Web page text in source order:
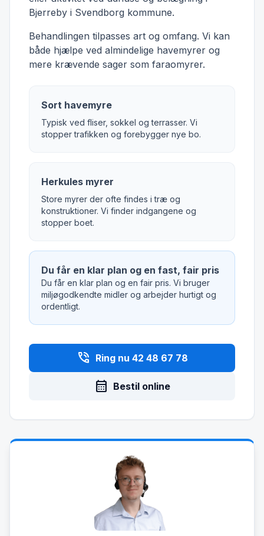
Bjerreby i Svendborg kommune.
Behandlingen tilpasses art og omfang. Vi kan
både hjælpe ved almindelige havemyrer og
mere krævende sager som faraomyrer.
Sort havemyre
Typisk ved fliser, sokkel og terrasser. Vi
stopper trafikken og forebygger nye bo.
Herkules myrer
Store myrer der ofte findes i træ og
konstruktioner. Vi finder indgangene og
stopper boet.
Du får en klar plan og en fast, fair pris
Du får en klar plan og en fair pris. Vi bruger
miljøgodkendte midler og arbejder hurtigt og
ordentligt.
phone_in_talk Ring nu 42 48 67 78
calendar_month Bestil online